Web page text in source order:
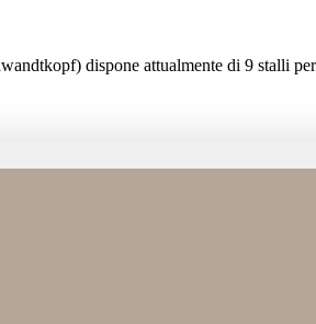
dispone attualmente di 9 stalli